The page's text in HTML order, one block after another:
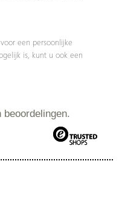
een persoonlijke
is, kunt u ook een
beoordelingen.